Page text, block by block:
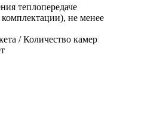
теплопередаче
комплектации), не менее
/ Количество камер